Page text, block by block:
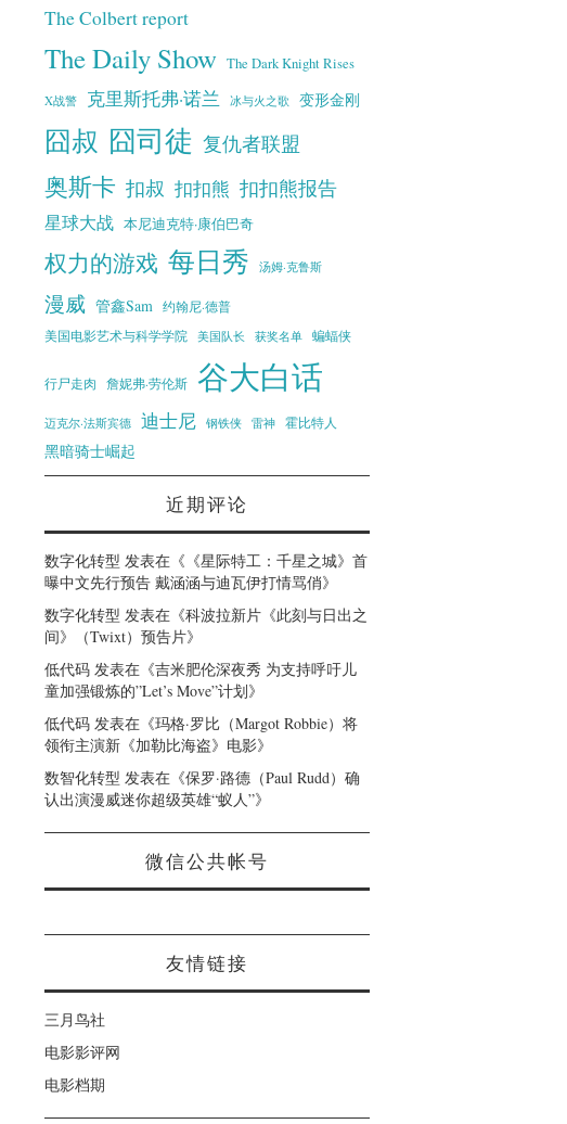
The Colbert report
The Daily Show The Dark Knight Rises
X战警 克里斯托弗·诺兰 冰与火之歌 变形金刚
囧叔 囧司徒 复仇者联盟
奥斯卡 扣叔 扣扣熊 扣扣熊报告
星球大战 本尼迪克特·康伯巴奇
权力的游戏 每日秀 汤姆·克鲁斯
漫威 管鑫Sam 约翰尼·德普
美国电影艺术与科学学院 美国队长 获奖名单 蝙蝠侠
行尸走肉 詹妮弗·劳伦斯 谷大白话
迈克尔·法斯宾德 迪士尼 钢铁侠 雷神 霍比特人
黑暗骑士崛起
近期评论
数字化转型 发表在《 《星际特工：千星之城》首
曝中文先行预告 戴涵涵与迪瓦伊打情骂俏》
数字化转型 发表在《科波拉新片《此刻与日出之
间》（Twixt）预告片》
低代码 发表在《吉米肥伦深夜秀 为支持呼吁儿
童加强锻炼的”Let’s Move”计划》
低代码 发表在《玛格·罗比（Margot Robbie）将
领衔主演新《加勒比海盗》电影》
数智化转型 发表在《保罗·路德（Paul Rudd）确
认出演漫威迷你超级英雄“蚁人”》
微信公共帐号
友情链接
三月鸟社
电影影评网
电影档期